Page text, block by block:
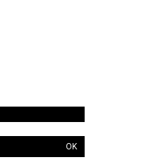
OK